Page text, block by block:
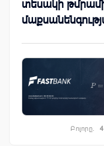
տեսակի
Բոլորը. 4